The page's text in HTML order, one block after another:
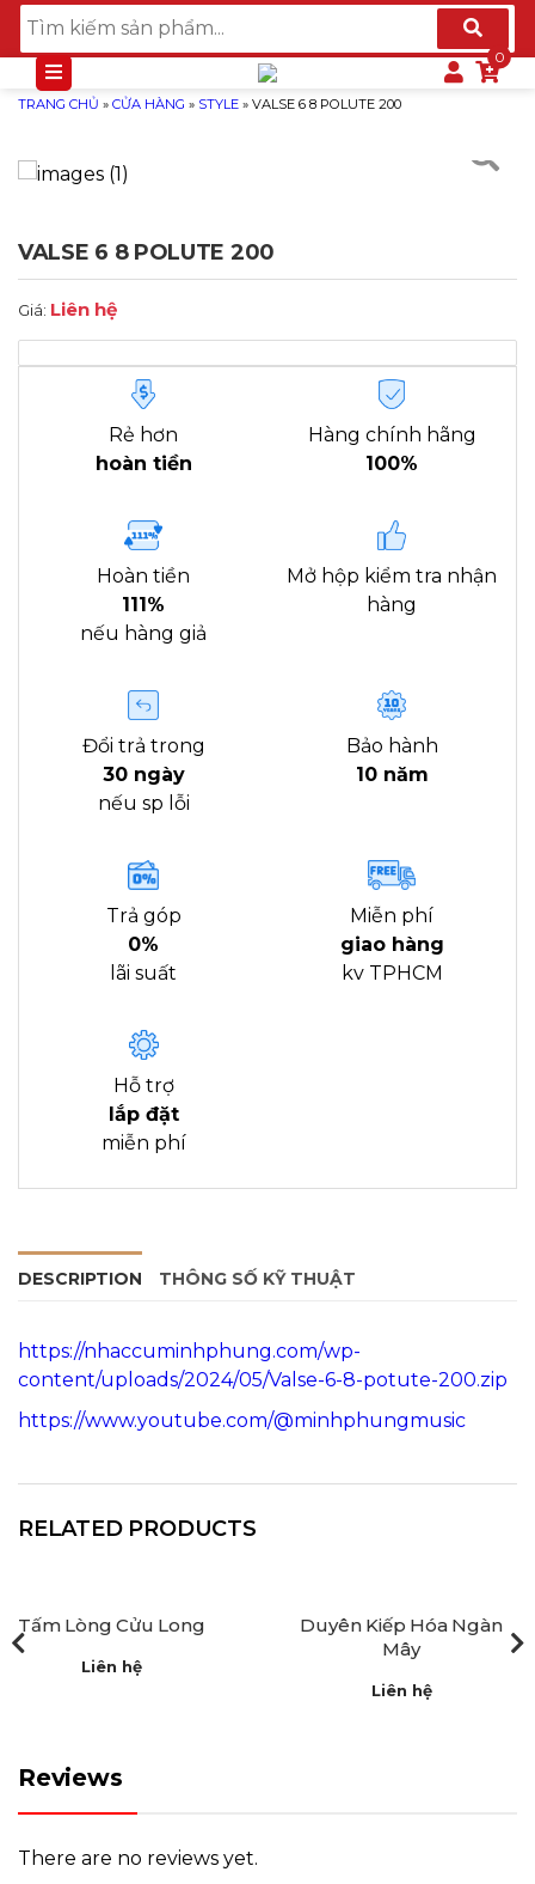
TRANG CHỦ » CỬA HÀNG » STYLE » VALSE 6 8 POLUTE 200
VALSE 6 8 POLUTE 200
Giá: Liên hệ
Rẻ hơn
hoàn tiền
Hàng chính hãng
100%
Hoàn tiền
111%
nếu hàng giả
Mở hộp kiểm tra nhận
hàng
Đổi trả trong
30 ngày
nếu sp lỗi
Bảo hành
10 năm
Trả góp
0%
lãi suất
Miễn phí
giao hàng
kv TPHCM
Hỗ trợ
lắp đặt
miễn phí
DESCRIPTION THÔNG SỐ KỸ THUẬT
https://nhaccuminhphung.com/wp-
content/uploads/2024/05/Valse-6-8-potute-200.zip
https://www.youtube.com/@minhphungmusic
RELATED PRODUCTS
Lòng Cửu Long
Liên hệ
Duyên Kiếp Hóa Ngàn
Mây
Liên hệ
Reviews
There are no reviews yet.